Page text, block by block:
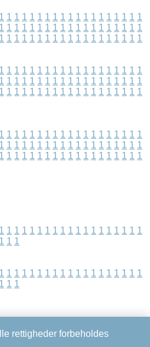
1 1 1 1 1 1 1 1 1 1 1 1 1 1 1 1 1 1 1
1 1 1 1 1 1 1 1 1 1 1 1 1 1 1 1 1 1 1
1 1 1 1 1 1 1 1 1 1 1 1 1 1 1 1 1 1 1
1 1 1 1 1 1 1 1 1 1 1 1 1 1 1 1 1 1 1
1 1 1 1 1 1 1 1 1 1 1 1 1 1 1 1 1 1 1
1 1 1 1 1 1 1 1 1 1 1 1 1 1 1 1 1 1 1
1 1 1 1 1 1 1 1 1 1 1 1 1 1 1 1 1 1 1
1 1 1 1 1 1 1 1 1 1 1 1 1 1 1 1 1 1 1
1 1 1 1 1 1 1 1 1 1 1 1 1 1 1 1 1 1 1
1 1 1 1 1 1 1 1 1 1 1 1 1 1 1 1 1 1 1
1 1 1
1 1 1 1 1 1 1 1 1 1 1 1 1 1 1 1 1 1 1
1 1 1
rettigheder forbeholdes